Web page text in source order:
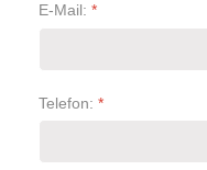
E-Mail: *
Telefon: *